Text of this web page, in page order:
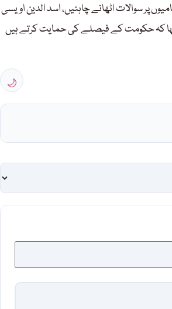
پر سوالات اٹھانے چاہئیں، اسد الدین اویسی
کہا کہ حکومت کے فیصلے کی حمایت کرتے ہیں
🌙